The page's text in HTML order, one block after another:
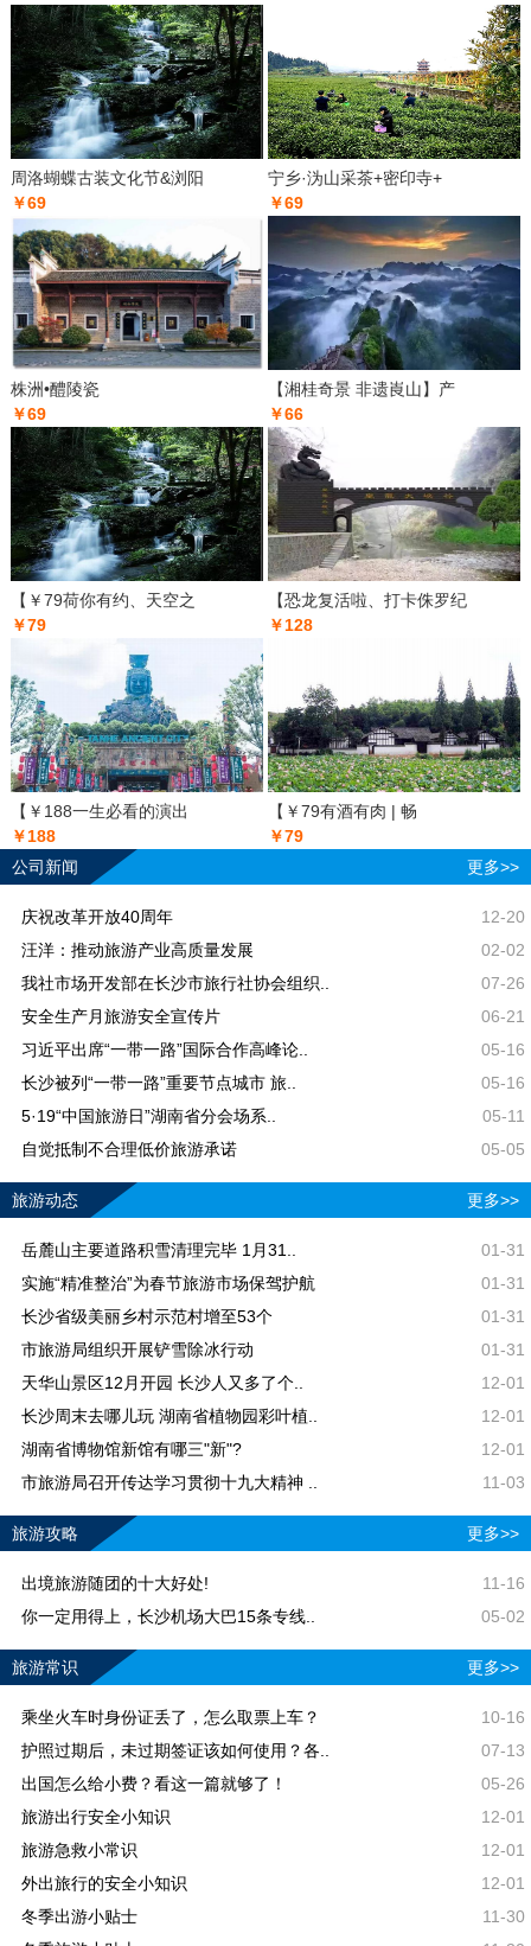
周洛蝴蝶古装文化节&浏阳
￥69
宁乡·沩山采茶+密印寺+
￥69
株洲•醴陵瓷
￥69
【湘桂奇景 非遗崀山】产
￥66
【￥79荷你有约、天空之
￥79
【恐龙复活啦、打卡侏罗纪
￥128
【￥188一生必看的演出
￥188
【￥79有酒有肉 | 畅
￥79
公司新闻
更多>>
庆祝改革开放40周年
12-20
汪洋：推动旅游产业高质量发展
02-02
我社市场开发部在长沙市旅行社协会组织..
07-26
安全生产月旅游安全宣传片
06-21
习近平出席“一带一路”国际合作高峰论..
05-16
长沙被列“一带一路”重要节点城市 旅..
05-16
5·19“中国旅游日”湖南省分会场系..
05-11
自觉抵制不合理低价旅游承诺
05-05
旅游动态 更多>>
岳麓山主要道路积雪清理完毕 1月31..
01-31
实施“精准整治”为春节旅游市场保驾护航
01-31
长沙省级美丽乡村示范村增至53个
01-31
市旅游局组织开展铲雪除冰行动
01-31
天华山景区12月开园 长沙人又多了个..
12-01
长沙周末去哪儿玩 湖南省植物园彩叶植..
12-01
湖南省博物馆新馆有哪三"新"?
12-01
市旅游局召开传达学习贯彻十九大精神 ..
11-03
旅游攻略 更多>>
出境旅游随团的十大好处!
11-16
你一定用得上，长沙机场大巴15条专线..
05-02
旅游常识 更多>>
乘坐火车时身份证丢了，怎么取票上车？
10-16
护照过期后，未过期签证该如何使用？各..
07-13
出国怎么给小费？看这一篇就够了！
05-26
旅游出行安全小知识
12-01
旅游急救小常识
12-01
外出旅行的安全小知识
12-01
冬季出游小贴士
11-30